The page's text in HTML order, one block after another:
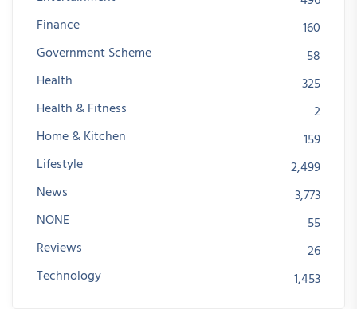
Finance
160
Government Scheme
58
Health
325
Health & Fitness
2
Home & Kitchen
159
Lifestyle
2,499
News
3,773
NONE
55
Reviews
26
Technology
1,453